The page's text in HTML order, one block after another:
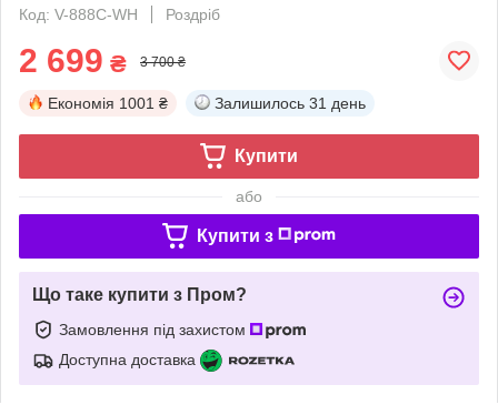
Код: V-888C-WH
Роздріб
2 699 ₴ 3 700 ₴
Економія 1001 ₴ Залишилось 31 день
Купити
або
Купити з
Що таке купити з Пром?
Замовлення під захистом
Доступна доставка